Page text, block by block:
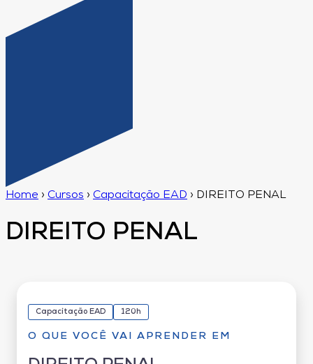
Home › Cursos › Capacitação EAD › DIREITO PENAL
DIREITO PENAL
Capacitação EAD 120h
O QUE VOCÊ VAI APRENDER EM